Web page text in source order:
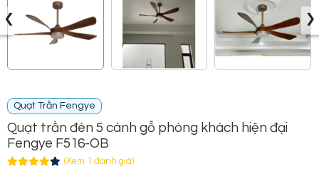
‹ ›
Quạt Trần Fengye
Quạt trần đèn 5 cánh gỗ phòng khách hiện đại
Fengye F516-OB
(Xem 1 đánh giá)